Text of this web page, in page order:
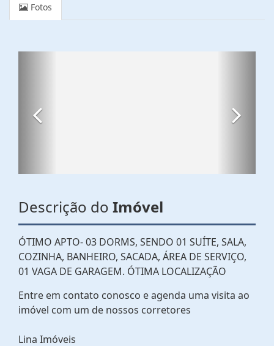
Fotos
Descrição do Imóvel
ÓTIMO APTO- 03 DORMS, SENDO 01 SUÍTE, SALA,
COZINHA, BANHEIRO, SACADA, ÁREA DE SERVIÇO,
01 VAGA DE GARAGEM. ÓTIMA LOCALIZAÇÃO
Entre em contato conosco e agenda uma visita ao
imóvel com um de nossos corretores
Lina Imóveis